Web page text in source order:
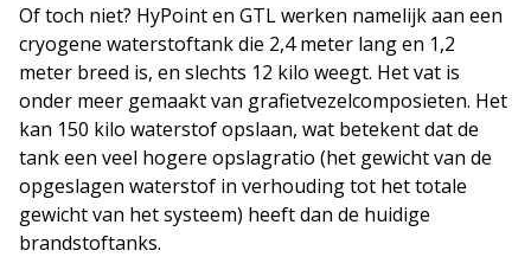
Of toch niet? HyPoint en GTL werken namelijk aan een
cryogene waterstoftank die 2,4 meter lang en 1,2
meter breed is, en slechts 12 kilo weegt. Het vat is
onder meer gemaakt van grafietvezelcomposieten. Het
kan 150 kilo waterstof opslaan, wat betekent dat de
tank een veel hogere opslagratio (het gewicht van de
opgeslagen waterstof in verhouding tot het totale
gewicht van het systeem) heeft dan de huidige
brandstoftanks.